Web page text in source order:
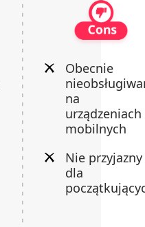
Obecnie
na
urządzeniach
mobilnych
Nie przyjazny
dla